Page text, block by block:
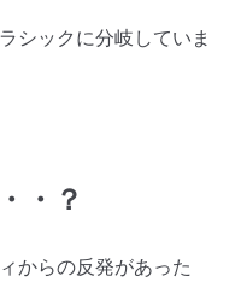
シックに分岐していま
・？
からの反発があった